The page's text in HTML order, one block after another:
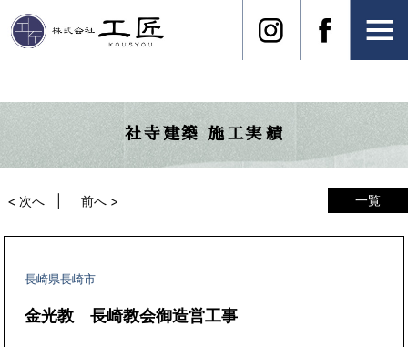
社寺建築 施工実績
一覧
< 次へ 前へ >
長崎県長崎市
金光教 長崎教会御造営工事